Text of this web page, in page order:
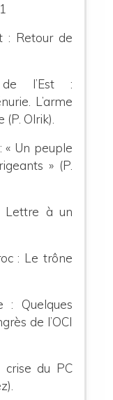
: Retour de
l’Est :
L’arme
Olrik).
« Un peuple
» (P.
Lettre à un
: Le trône
: Quelques
de l’OCI
du PC